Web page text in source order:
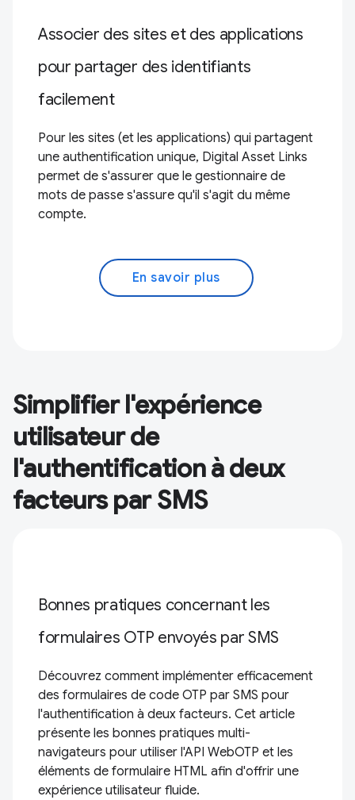
Associer des sites et des applications
pour partager des identifiants
facilement
Pour les sites (et les applications) qui partagent
une authentification unique, Digital Asset Links
permet de s'assurer que le gestionnaire de
mots de passe s'assure qu'il s'agit du même
compte.
En savoir plus
Simplifier l'expérience
utilisateur de
l'authentification à deux
facteurs par SMS
Bonnes pratiques concernant les
formulaires OTP envoyés par SMS
Découvrez comment implémenter efficacement
des formulaires de code OTP par SMS pour
l'authentification à deux facteurs. Cet article
présente les bonnes pratiques multi-
navigateurs pour utiliser l'API WebOTP et les
éléments de formulaire HTML afin d'offrir une
expérience utilisateur fluide.